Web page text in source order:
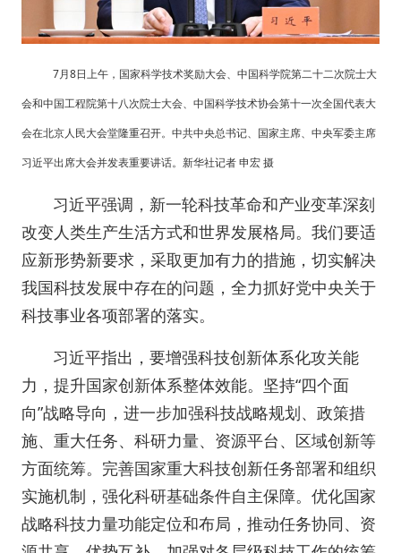
7月8日上午，国家科学技术奖励大会、中国科学院第二十二次院士大
会和中国工程院第十八次院士大会、中国科学技术协会第十一次全国代表大
会在北京人民大会堂隆重召开。中共中央总书记、国家主席、中央军委主席
习近平出席大会并发表重要讲话。新华社记者 申宏 摄
习近平强调，新一轮科技革命和产业变革深刻
改变人类生产生活方式和世界发展格局。我们要适
应新形势新要求，采取更加有力的措施，切实解决
我国科技发展中存在的问题，全力抓好党中央关于
科技事业各项部署的落实。
习近平指出，要增强科技创新体系化攻关能
力，提升国家创新体系整体效能。坚持“四个面
向”战略导向，进一步加强科技战略规划、政策措
施、重大任务、科研力量、资源平台、区域创新等
方面统筹。完善国家重大科技创新任务部署和组织
实施机制，强化科研基础条件自主保障。优化国家
战略科技力量功能定位和布局，推动任务协同、资